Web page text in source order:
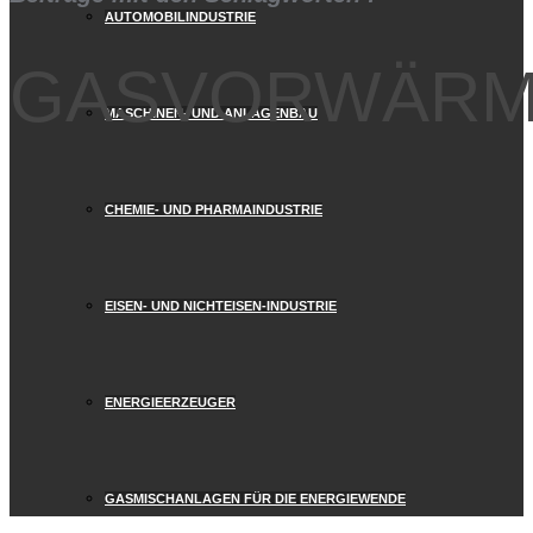
AUTOMOBILINDUSTRIE
MASCHINEN- UND ANLAGENBAU
CHEMIE- UND PHARMAINDUSTRIE
EISEN- UND NICHTEISEN-INDUSTRIE
ENERGIEERZEUGER
GASMISCHANLAGEN FÜR DIE ENERGIEWENDE